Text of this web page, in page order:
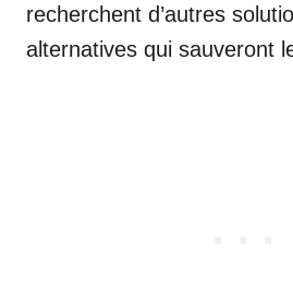
recherchent d’autres
alternatives qui sauveront